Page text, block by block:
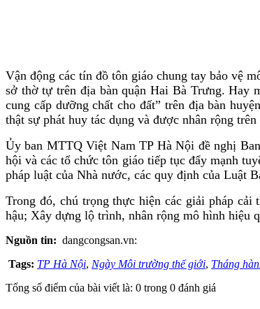
Vận động các tín đồ tôn giáo chung tay bảo vệ
sở thờ tự trên địa bàn quận Hai Bà Trưng. Hay
cung cấp dưỡng chất cho đất” trên địa bàn
thật sự phát huy tác dụng và được nhân rộng
Ủy ban MTTQ Việt Nam TP Hà Nội đề nghị
hội và các tổ chức tôn giáo tiếp tục đẩy mạnh
pháp luật của Nhà nước, các quy định của Luật
Trong đó, chú trọng thực hiện các giải pháp
hậu; Xây dựng lộ trình, nhân rộng mô hình hiệu
Nguồn tin: dangcongsan.vn:
Tags: TP Hà Nội, Ngày Môi trường thế giới, Tháng
Tổng số điểm của bài viết là: 0 trong 0 đánh giá